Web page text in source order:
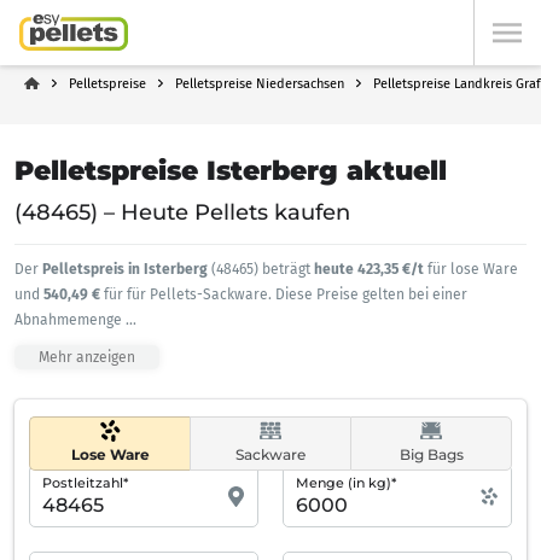
Pelletspreise Pelletspreise Niedersachsen Pelletspreise Landkreis
Pelletspreise Isterberg aktuell
(48465) – Heute Pellets kaufen
Der Pelletspreis in Isterberg (48465) beträgt heute 423,35 €/t für lose Ware
und 540,49 € für für Pellets-Sackware. Diese Preise gelten bei einer
Abnahmemenge ...
Mehr anzeigen
Lose Ware Sackware Big Bags
Postleitzahl* Menge (in kg)*